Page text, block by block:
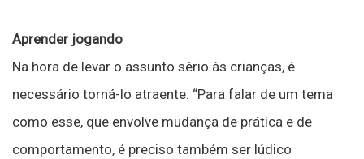
Aprender jogando
Na hora de levar o assunto sério às crianças, é
necessário torná-lo atraente. “Para falar de um tema
como esse, que envolve mudança de prática e de
comportamento, é preciso também ser lúdico